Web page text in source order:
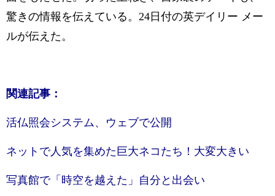
驚きの情報を伝えている。24日付の英デイリー メー
ルが伝えた。
関連記事：
活仏照会システム、ウェブで公開
ネットで人気を集めた巨大ネコたち！大変大きい
写真館で「時空を越えた」自分と出会い